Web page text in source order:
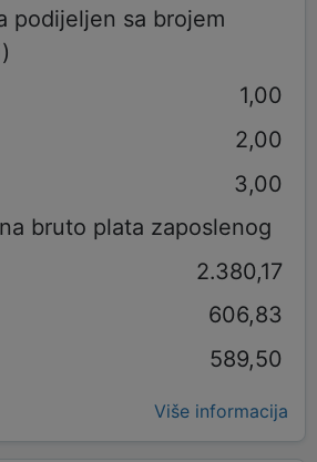
podijeljen sa brojem
1,00
2,00
3,00
bruto plata zaposlenog
2.380,17
606,83
589,50
Više informacija